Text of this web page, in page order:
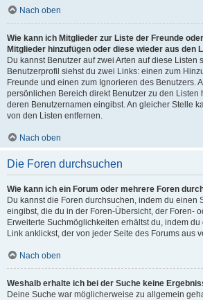
Nach oben
Wie kann ich Mitglieder zur Liste der Freunde
Mitglieder hinzufügen oder diese wieder aus den
Du kannst Benutzer auf zwei Arten auf diese Listen
Benutzerprofil siehst du zwei Links: einen zum
Freunde und einen zum Ignorieren des Benutzers.
persönlichen Bereich direkt Benutzer zu den Listen
deren Benutzernamen eingibst. An gleicher Stelle
von den Listen entfernen.
Nach oben
Die Foren durchsuchen
Wie kann ich ein Forum oder mehrere Foren
Du kannst die Foren durchsuchen, indem du einen
eingibst, die du in der Foren-Übersicht, der Foren-
Erweiterte Suchmöglichkeiten erhältst du, indem du
Link anklickst, der von jeder Seite des Forums aus
Nach oben
Weshalb erhalte ich bei der Suche keine
Deine Suche war möglicherweise zu allgemein